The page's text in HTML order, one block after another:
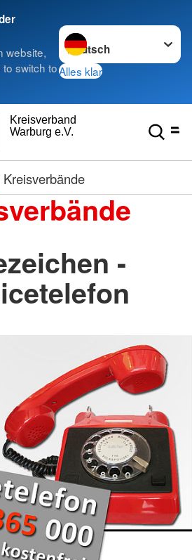
website,
switch to
Sprache wechseln zu
Alles klar
Warburg e.V.
Kreisverband
Kreisverbände
-